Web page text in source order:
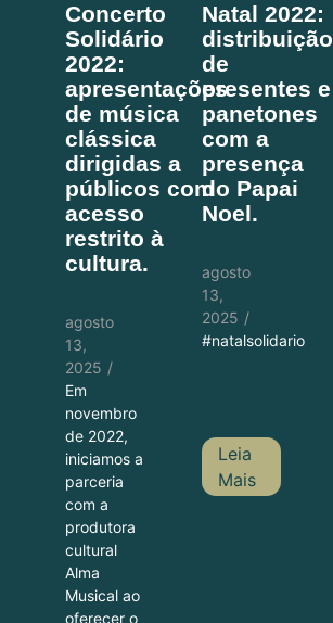
Concerto
Solidário
2022:
apresentações
de música
clássica
dirigidas a
públicos com
acesso
restrito à
cultura.
agosto
13,
2025 /
Em
novembro
de 2022,
iniciamos a
parceria
com a
produtora
cultural
Alma
Musical ao
oferecer o
Natal 2022:
distribuição
de
presentes e
panetones
com a
presença
do Papai
Noel.
agosto
13,
2025 /
#natalsolidario
Leia
Mais